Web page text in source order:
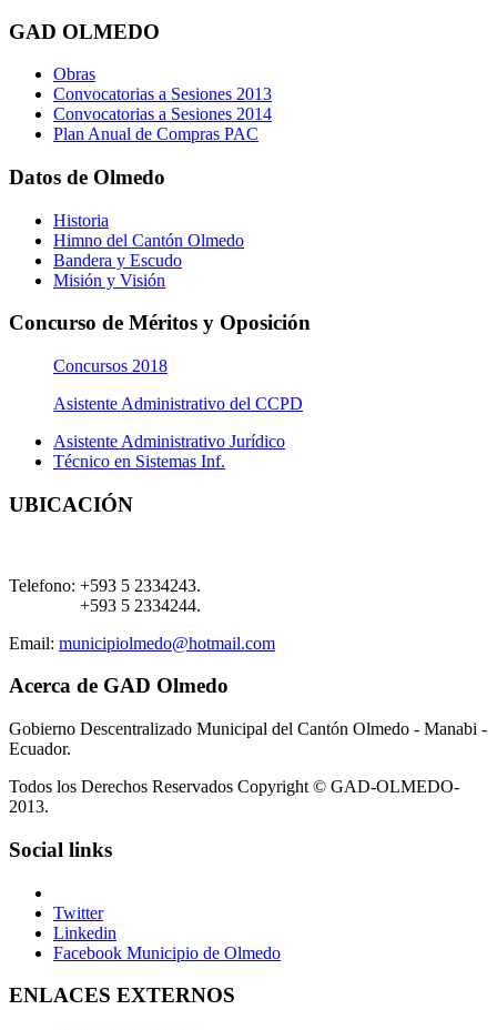
GAD OLMEDO
Obras
Convocatorias a Sesiones 2013
Convocatorias a Sesiones 2014
Plan Anual de Compras PAC
Datos de Olmedo
Historia
Himno del Cantón Olmedo
Bandera y Escudo
Misión y Visión
Concurso de Méritos y Oposición
Concursos 2018
Asistente Administrativo del CCPD
Asistente Administrativo Jurídico
Técnico en Sistemas Inf.
UBICACIÓN
Telefono: +593 5 2334243.
+593 5 2334244.
Email: municipiolmedo@hotmail.com
Acerca de GAD Olmedo
Gobierno Descentralizado Municipal del Cantón Olmedo - Manabi -
Ecuador.
Todos los Derechos Reservados Copyright © GAD-OLMEDO-
2013.
Social links
Twitter
Linkedin
Facebook Municipio de Olmedo
ENLACES EXTERNOS